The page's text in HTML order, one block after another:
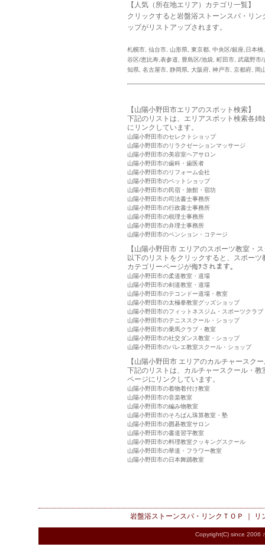
【人気（所在地エリア）カテゴリ一覧】
クリックすると岩盤浴ストーンスパ・リ
ップがリストアップされます。
札幌市 仙台市 山形県 東京都 中央区/銀座,日本橋
谷区/恵比寿,表参道
豊島区/池袋 町田市 武蔵野市/
知県 名古屋市 静岡県 大阪府 神戸市 京都府 岡
【山陽小野田市エリアのスポット検索】
下記のリストは、エリアスポット検索各
にリンクしています。
山陽小野田市のセレクトショップ
山陽小野田市のリラクゼーションマッサージ
山陽小野田市の美容室ヘアサロン
山陽小野田市の歯科・歯医者
山陽小野田市のリフォーム会社
山陽小野田市のペットショップ
山陽小野田市の民宿・旅館・宿坊
山陽小野田市の司法書士事務所
山陽小野田市の行政書士事務所
山陽小野田市の税理士事務所
山陽小野田市の弁理士事務所
山陽小野田市のペンション・コテージ
【山陽小野田市 エリアのスポーツ教室・
以下のリストをクリックすると、スポー
カテゴリーページが侮ｦされます。
山陽小野田市の柔道教室・道場
山陽小野田市の剣道教室・道場
山陽小野田市のテコンドー道場・教室
山陽小野田市の太極拳教室グッズショップ
山陽小野田市のフィットネスジム・スポーツクラブ
山陽小野田市のテニススクール・ショップ
山陽小野田市の乗馬クラブ・教室
山陽小野田市の社交ダンス教室・ショップ
山陽小野田市のバレエ教室スクール・ショップ
【山陽小野田市 エリアのカルチャースク
下記のリストは、カルチャースクール・
ページにリンクしています。
山陽小野田市の着物着付け教室
山陽小野田市の音楽教室
山陽小野田市の編み物教室
山陽小野田市のそろばん珠算教室・塾
山陽小野田市の囲碁教室サロン
山陽小野田市の書道習字教室
山陽小野田市の料理教室クッキングスクール
山陽小野田市の華道・フラワー教室
山陽小野田市の日本舞踊教室
岩盤浴ストーンスパ・リンク ＴＯＰ ｜ リ
Copyright(C) since 2006